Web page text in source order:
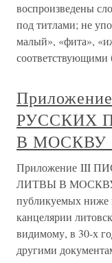
воспроизведены
под титлами; не
малый», «фита»,
соответствующими
РУССКИХ
В МОСКВУ
Приложение III
ЛИТВЫ В МОСКВУ
публикуемых ниже
канцелярии
видимому, в 30-х
другими